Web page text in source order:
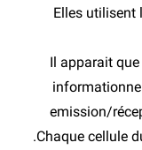
Elles utilisent
Il apparait
emission/
.Chaque cellule